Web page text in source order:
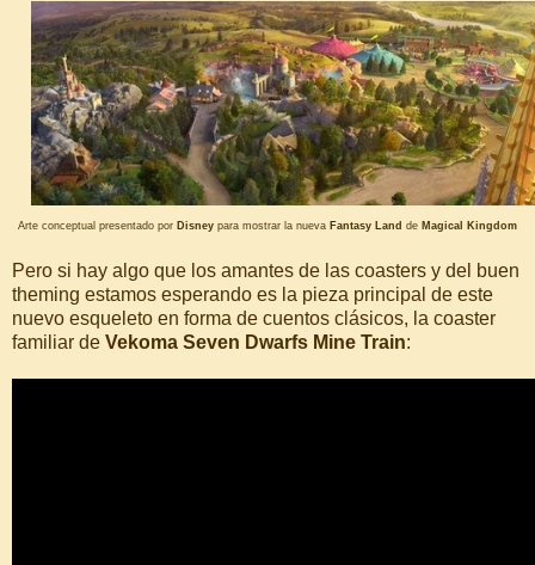
Arte conceptual presentado por Disney para mostrar la nueva Fantasy Land de Magical Kingdom
Pero si hay algo que los amantes de las coasters y del buen
theming estamos esperando es la pieza principal de este
nuevo esqueleto en forma de cuentos clásicos, la coaster
familiar de Vekoma Seven Dwarfs Mine Train: